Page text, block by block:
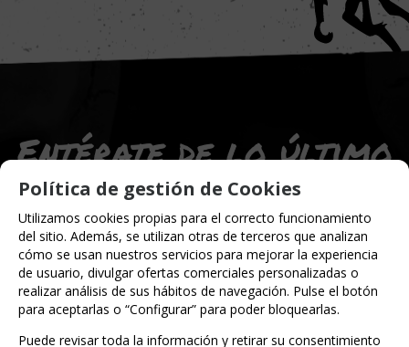
Entérate de lo último
Date de alta para estar al día de las
novedades a través de nuestro boletín
Política de gestión de Cookies
Utilizamos cookies propias para el correcto funcionamiento
del sitio. Además, se utilizan otras de terceros que analizan
cómo se usan nuestros servicios para mejorar la experiencia
de usuario, divulgar ofertas comerciales personalizadas o
realizar análisis de sus hábitos de navegación. Pulse el botón
para aceptarlas o “Configurar” para poder bloquearlas.
Puede revisar toda la información y retirar su consentimiento